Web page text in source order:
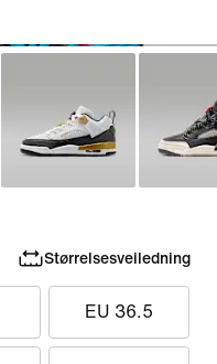
Størrelsesveiledning
EU 36.5